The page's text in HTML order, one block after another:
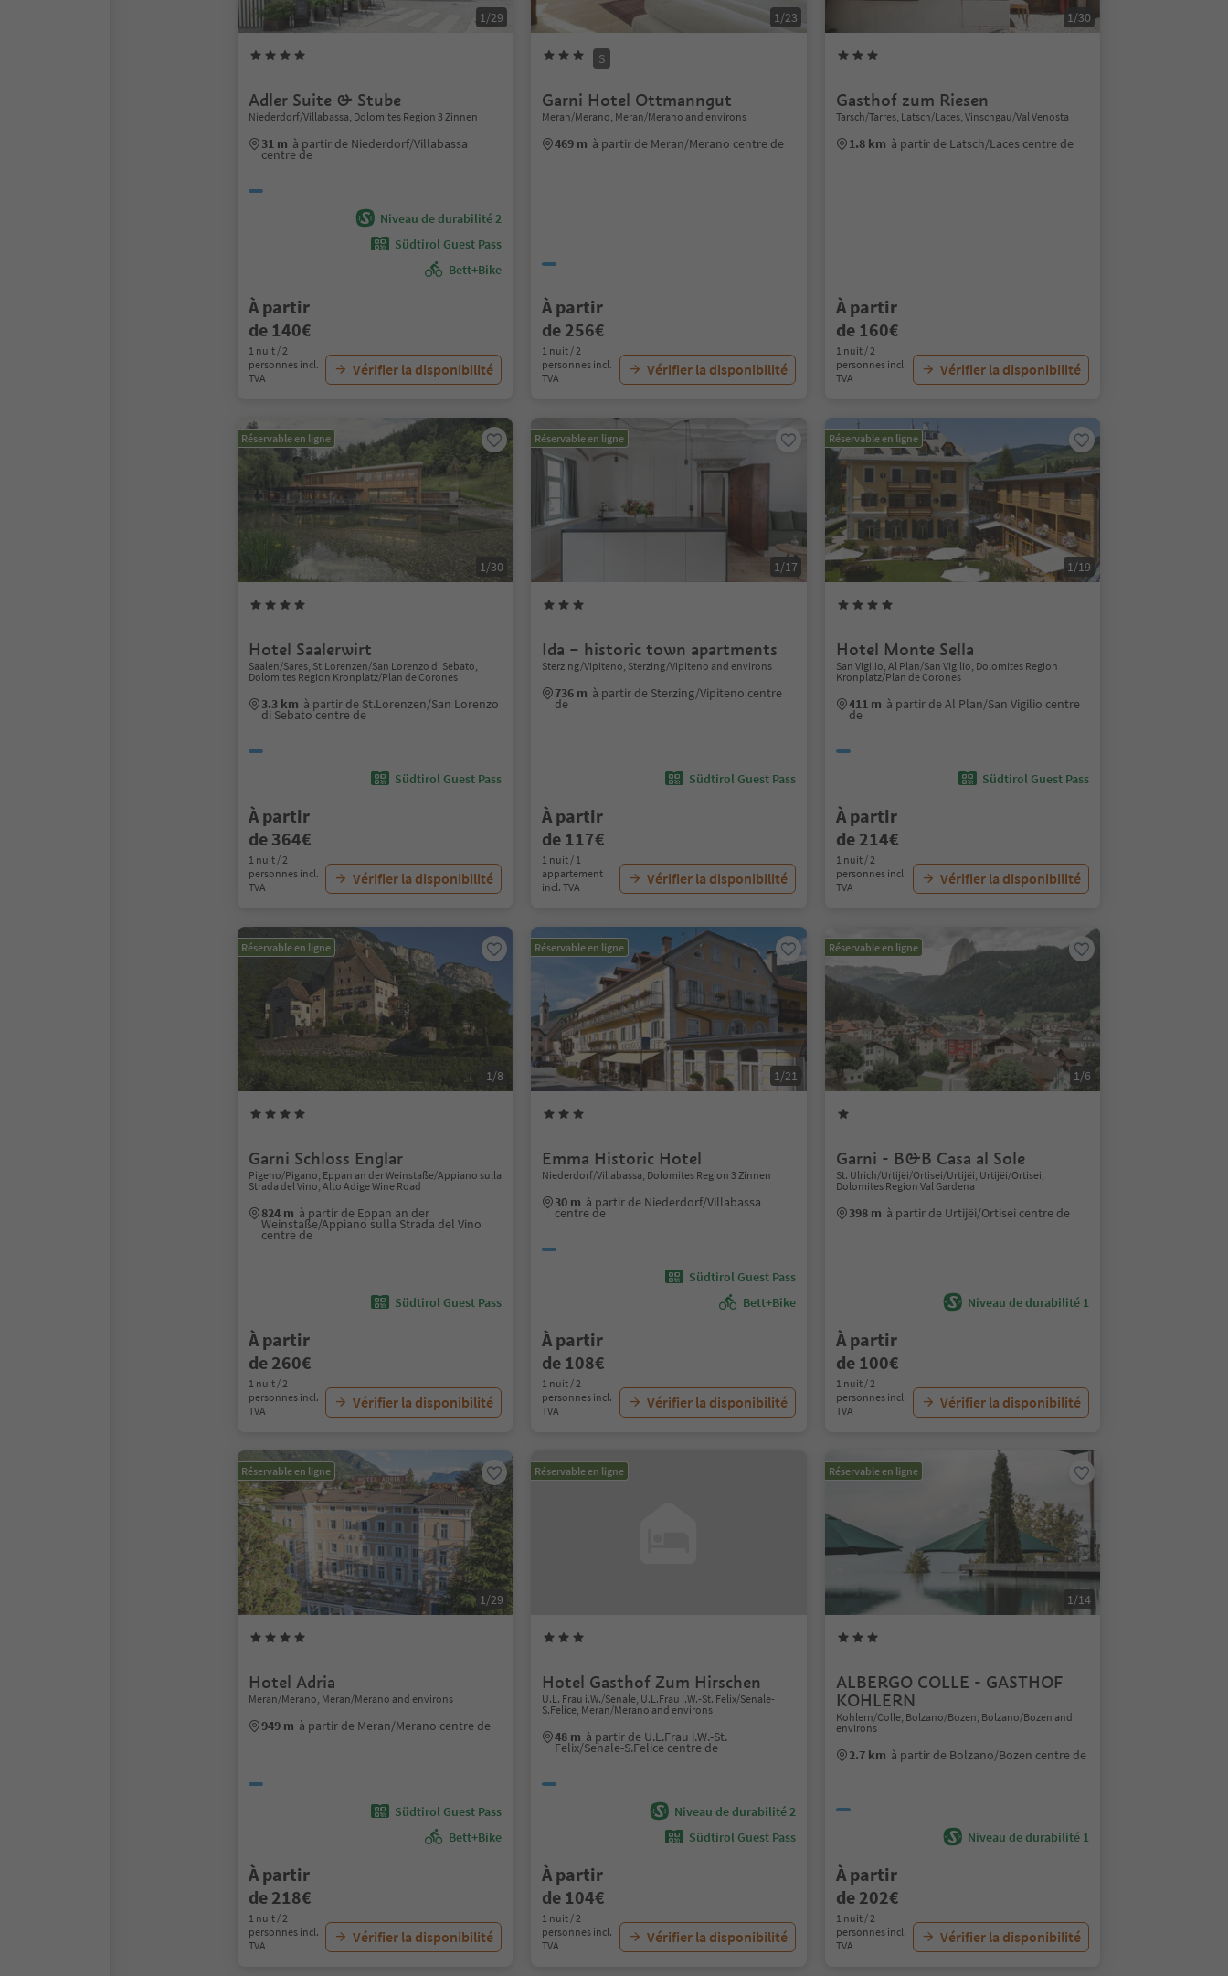
1/29
Adler Suite & Stube
Niederdorf/Villabassa, Dolomites Region 3 Zinnen
31 m à partir de Niederdorf/Villabassa
centre de
Niveau de durabilité 2
Südtirol Guest Pass
Bett+Bike
À partir
de 140€
1 nuit / 2
personnes incl.
TVA
Vérifier la disponibilité
1/23
S
Garni Hotel Ottmanngut
Meran/Merano, Meran/Merano and environs
469 m à partir de Meran/Merano centre de
À partir
de 256€
1 nuit / 2
personnes incl.
TVA
Vérifier la disponibilité
1/30
Gasthof zum Riesen
Tarsch/Tarres, Latsch/Laces, Vinschgau/Val Venosta
1.8 km à partir de Latsch/Laces centre de
À partir
de 160€
1 nuit / 2
personnes incl.
TVA
Vérifier la disponibilité
Réservable en ligne
1/30
Hotel Saalerwirt
Saalen/Sares, St.Lorenzen/San Lorenzo di Sebato,
Dolomites Region Kronplatz/Plan de Corones
3.3 km à partir de St.Lorenzen/San Lorenzo
di Sebato centre de
Südtirol Guest Pass
À partir
de 364€
1 nuit / 2
personnes incl.
TVA
Vérifier la disponibilité
Réservable en ligne
1/17
Ida – historic town apartments
Sterzing/Vipiteno, Sterzing/Vipiteno and environs
736 m à partir de Sterzing/Vipiteno centre
de
Südtirol Guest Pass
À partir
de 117€
1 nuit / 1
appartement
incl. TVA
Vérifier la disponibilité
Réservable en ligne
1/19
Hotel Monte Sella
San Vigilio, Al Plan/San Vigilio, Dolomites Region
Kronplatz/Plan de Corones
411 m à partir de Al Plan/San Vigilio centre
de
Südtirol Guest Pass
À partir
de 214€
1 nuit / 2
personnes incl.
TVA
Vérifier la disponibilité
Réservable en ligne
1/8
Garni Schloss Englar
Pigeno/Pigano, Eppan an der Weinstaße/Appiano sulla
Strada del Vino, Alto Adige Wine Road
824 m à partir de Eppan an der
Weinstaße/Appiano sulla Strada del Vino
centre de
Südtirol Guest Pass
À partir
de 260€
1 nuit / 2
personnes incl.
TVA
Vérifier la disponibilité
Réservable en ligne
1/21
Emma Historic Hotel
Niederdorf/Villabassa, Dolomites Region 3 Zinnen
30 m à partir de Niederdorf/Villabassa
centre de
Südtirol Guest Pass
Bett+Bike
À partir
de 108€
1 nuit / 2
personnes incl.
TVA
Vérifier la disponibilité
Réservable en ligne
1/6
Garni - B&B Casa al Sole
St. Ulrich/Urtijëi/Ortisei/Urtijëi, Urtijëi/Ortisei,
Dolomites Region Val Gardena
398 m à partir de Urtijëi/Ortisei centre de
Niveau de durabilité 1
À partir
de 100€
1 nuit / 2
personnes incl.
TVA
Vérifier la disponibilité
Réservable en ligne
1/29
Hotel Adria
Meran/Merano, Meran/Merano and environs
949 m à partir de Meran/Merano centre de
Südtirol Guest Pass
Bett+Bike
À partir
de 218€
1 nuit / 2
personnes incl.
TVA
Vérifier la disponibilité
Réservable en ligne
Hotel Gasthof Zum Hirschen
U.L. Frau i.W./Senale, U.L.Frau i.W.-St. Felix/Senale-
S.Felice, Meran/Merano and environs
48 m à partir de U.L.Frau i.W.-St.
Felix/Senale-S.Felice centre de
Niveau de durabilité 2
Südtirol Guest Pass
À partir
de 104€
1 nuit / 2
personnes incl.
TVA
Vérifier la disponibilité
Réservable en ligne
1/14
ALBERGO COLLE - GASTHOF
KOHLERN
Kohlern/Colle, Bolzano/Bozen, Bolzano/Bozen and
environs
2.7 km à partir de Bolzano/Bozen centre de
Niveau de durabilité 1
À partir
de 202€
1 nuit / 2
personnes incl.
TVA
Vérifier la disponibilité